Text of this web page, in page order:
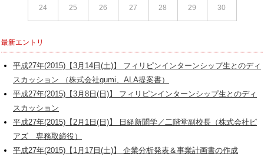
24 25 26 27 28 29 30
最新エントリ
平成27年(2015)【3月14日(土)】 フィリピンインターンシップ生とのディ
スカッション （株式会社gumi、ALA提案書）
平成27年(2015)【3月8日(日)】 フィリピンインターンシップ生とのディ
スカッション
平成27年(2015)【2月1日(日)】 日経新聞学／二階堂副校長（株式会社ピ
アズ 専務取締役）
平成27年(2015)【1月17日(土)】 企業分析発表＆事業計画書の作成